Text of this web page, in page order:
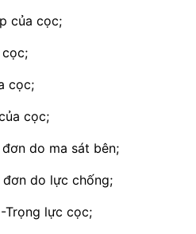
của cọc;
cọc;
cọc;
do ma sát bên;
do lực chống;
Trọng lực cọc;